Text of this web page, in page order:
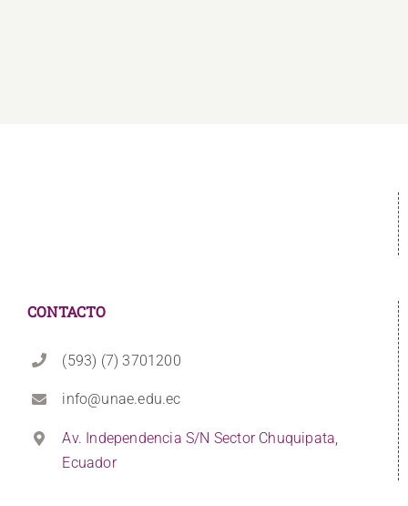
CONTACTO
(593) (7) 3701200
info@unae.edu.ec
Av. Independencia S/N Sector Chuquipata,
Ecuador